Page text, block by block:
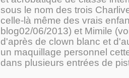
sous le nom des trois
celle-là même des vrais
blog02/06/2013) et Mimile
d'après de clown blanc et
un maquillage personnel
dans plusieurs entrées de